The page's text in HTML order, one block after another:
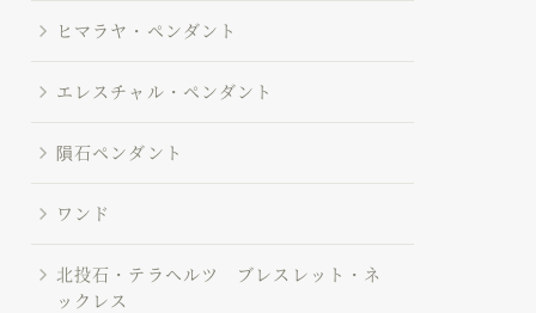
ヒマラヤ・ペンダント
エレスチャル・ペンダント
隕石ペンダント
ワンド
北投石・テラヘルツ ブレスレット・ネ
ックレス